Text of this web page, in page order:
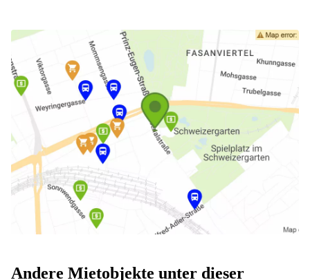
Andere Mietobjekte unter dieser